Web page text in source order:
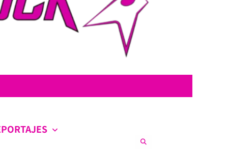
en la escena nacional e internacional.